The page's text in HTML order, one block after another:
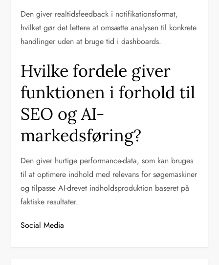
Den giver realtidsfeedback i notifikationsformat,
hvilket gør det lettere at omsætte analysen til konkrete
handlinger uden at bruge tid i dashboards.
Hvilke fordele giver
funktionen i forhold til
SEO og AI-
markedsføring?
Den giver hurtige performance-data, som kan bruges
til at optimere indhold med relevans for søgemaskiner
og tilpasse AI-drevet indholdsproduktion baseret på
faktiske resultater.
Social Media